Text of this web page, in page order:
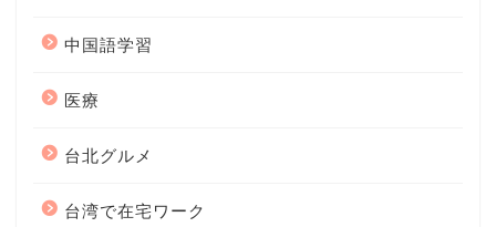
中国語学習
医療
台北グルメ
台湾で在宅ワーク